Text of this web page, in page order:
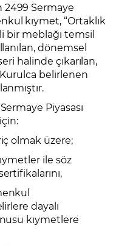
Sermaye
kıymet, “Ortaklık
bir meblağı temsil
dönemsel
halinde çıkarılan,
Kurulca belirlenen
Piyasası
olmak üzere;
ile söz
dayalı
kıymetlere